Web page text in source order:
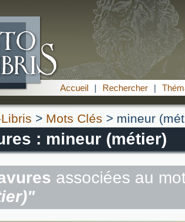
Accueil | Rechercher |
> Mots Clés > mineur
: mineur (métier)
associées au